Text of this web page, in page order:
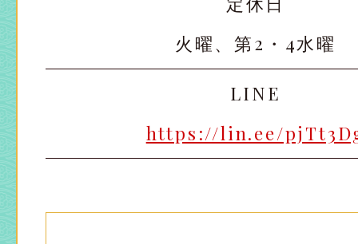
太田店
大宮店
太田店
大宮店
火曜、第2・4水曜
LINE
https://lin.ee/